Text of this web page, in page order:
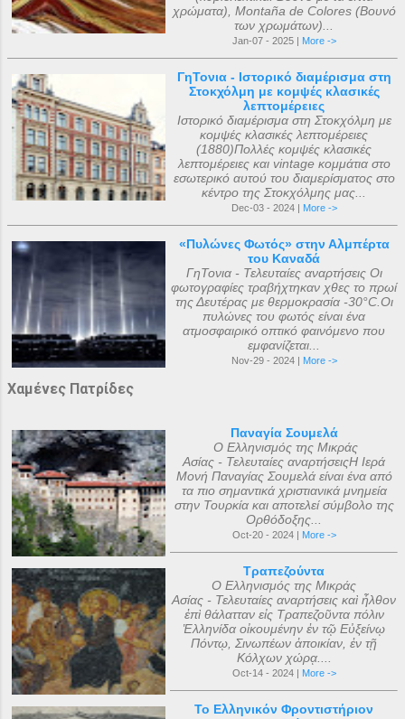
χρώματα), Montaña de Colores (Βουνό
των χρωμάτων)...
Jan-07 - 2025 | More ->
ΓηΤονια - Ιστορικό διαμέρισμα στη
Στοκχόλμη με κομψές κλασικές
λεπτομέρειες
Ιστορικό διαμέρισμα στη Στοκχόλμη με
κομψές κλασικές λεπτομέρειες
(1880)Πολλές κομψές κλασικές
λεπτομέρειες και vintage κομμάτια στο
εσωτερικό αυτού του διαμερίσματος στο
κέντρο της Στοκχόλμης μας...
Dec-03 - 2024 | More ->
«Πυλώνες Φωτός» στην Αλμπέρτα
του Καναδά
ΓηΤονια - Τελευταίες αναρτήσεις Οι
φωτογραφίες τραβήχτηκαν χθες το πρωί
της Δευτέρας με θερμοκρασία -30°C.Οι
πυλώνες του φωτός είναι ένα
ατμοσφαιρικό οπτικό φαινόμενο που
εμφανίζεται...
Nov-29 - 2024 | More ->
Χαμένες Πατρίδες
Παναγία Σουμελά
Ο Ελληνισμός της Μικράς
Ασίας - Τελευταίες αναρτήσειςΗ Ιερά
Μονή Παναγίας Σουμελά είναι ένα από
τα πιο σημαντικά χριστιανικά μνημεία
στην Τουρκία και αποτελεί σύμβολο της
Ορθόδοξης...
Oct-20 - 2024 | More ->
Τραπεζούντα
Ο Ελληνισμός της Μικράς
Ασίας - Τελευταίες αναρτήσεις καὶ ἦλθον
ἐπὶ θάλατταν εἰς Τραπεζοῦντα πόλιν
Ἑλληνίδα οἰκουμένην ἐν τῷ Εὐξείνῳ
Πόντῳ, Σινωπέων ἀποικίαν, ἐν τῇ
Κόλχων χώρᾳ....
Oct-14 - 2024 | More ->
Το Ελληνικόν Φροντιστήριον